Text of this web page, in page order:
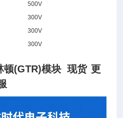
500V
300V
300V
300V
顿(GTR)模块 现货 更